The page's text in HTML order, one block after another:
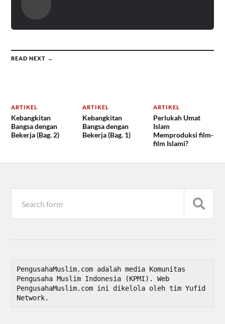
READ NEXT →
ARTIKEL
Kebangkitan
Bangsa dengan
Bekerja (Bag. 2)
ARTIKEL
Kebangkitan
Bangsa dengan
Bekerja (Bag. 1)
ARTIKEL
Perlukah Umat
Islam
Memproduksi film-
film Islami?
PengusahaMuslim.com adalah media Komunitas
Pengusaha Muslim Indonesia (KPMI). Web
PengusahaMuslim.com ini dikelola oleh tim Yufid
Network.